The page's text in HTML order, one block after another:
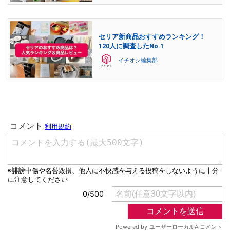
セリア新商品おすすめランキング！
120人に調査したNo.1
イチオシ編集部